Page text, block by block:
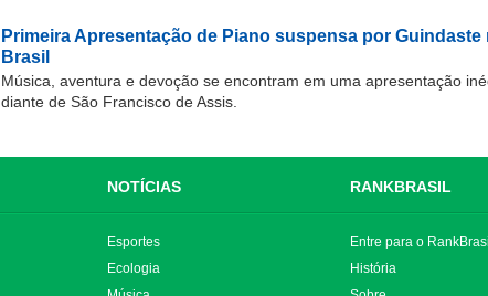
Primeira Apresentação de Piano suspensa por Guindaste
Brasil
Música, aventura e devoção se encontram em uma apresentação
diante de São Francisco de Assis.
NOTÍCIAS RANKBRASIL
Esportes
Ecologia
Entre para o RankBrasil
História